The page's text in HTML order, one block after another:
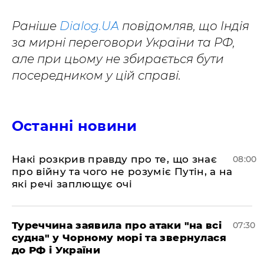
Раніше Dialog.UA повідомляв, що Індія
за мирні переговори України та РФ,
але при цьому не збирається бути
посередником у цій справі.
Останні новини
Накі розкрив правду про те, що знає
про війну та чого не розуміє Путін, а на
які речі заплющує очі
08:00
Туреччина заявила про атаки "на всі
судна" у Чорному морі та звернулася
до РФ і України
07:30